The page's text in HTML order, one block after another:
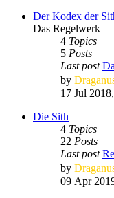
Der Kodex der
Das Regelwerk
4 Topics
5 Posts
Last post
by
17 Jul
Die Sith
4 Topics
22 Posts
Last post
by
09 Apr